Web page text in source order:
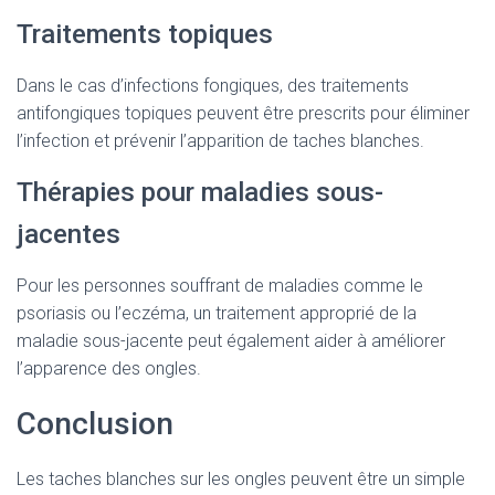
Traitements topiques
Dans le cas d’infections fongiques, des traitements
antifongiques topiques peuvent être prescrits pour éliminer
l’infection et prévenir l’apparition de taches blanches.
Thérapies pour maladies sous-
jacentes
Pour les personnes souffrant de maladies comme le
psoriasis ou l’eczéma, un traitement approprié de la
maladie sous-jacente peut également aider à améliorer
l’apparence des ongles.
Conclusion
Les taches blanches sur les ongles peuvent être un simple